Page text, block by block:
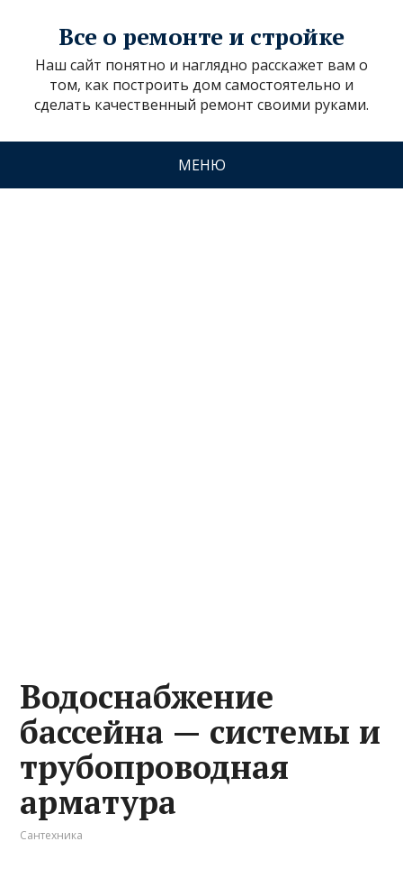
Все о ремонте и стройке
Наш сайт понятно и наглядно расскажет вам о
том, как построить дом самостоятельно и
сделать качественный ремонт своими руками.
МЕНЮ
Водоснабжение
бассейна — системы и
трубопроводная
арматура
Сантехника